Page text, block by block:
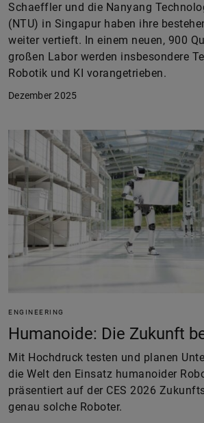
Schaeffler und die Nanyang
(NTU) in Singapur haben ihre
weiter vertieft. In einem neuen, 900
großen Labor werden insbesondere
Robotik und KI vorangetrieben.
Dezember 2025
ENGINEERING
Humanoide: Die Zukunft
Mit Hochdruck testen und planen
die Welt den Einsatz humanoider
präsentiert auf der CES 2026
genau solche Roboter.